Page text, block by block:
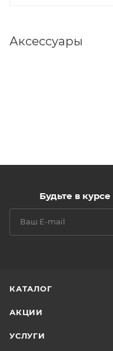
Аксессуары
Будьте в
КАТАЛОГ
АКЦИИ
УСЛУГИ